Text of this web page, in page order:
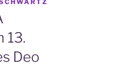
13.
Deo